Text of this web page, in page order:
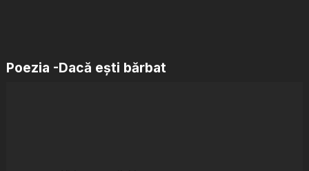
Poezia -Dacă eşti bărbat